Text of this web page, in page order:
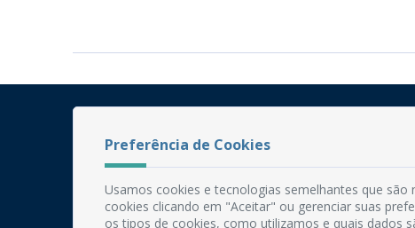
Preferência de Cookies
Usamos cookies e tecnologias semelhantes que
cookies clicando em "Aceitar" ou gerenciar suas
os tipos de cookies, como utilizamos e quais dados